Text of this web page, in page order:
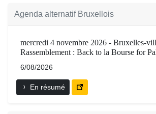
Agenda alternatif Bruxellois
mercredi 4 novembre 2026 - Bruxelles-
Rassemblement : Back to la Bourse for
6/08/2026
En résumé